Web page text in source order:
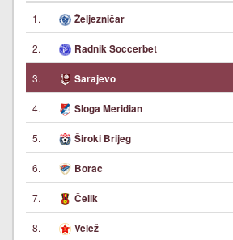
1. Željezničar
2. Radnik Soccerbet
3. Sarajevo
4. Sloga Meridian
5. Široki Brijeg
6. Borac
7. Čelik
8. Velež